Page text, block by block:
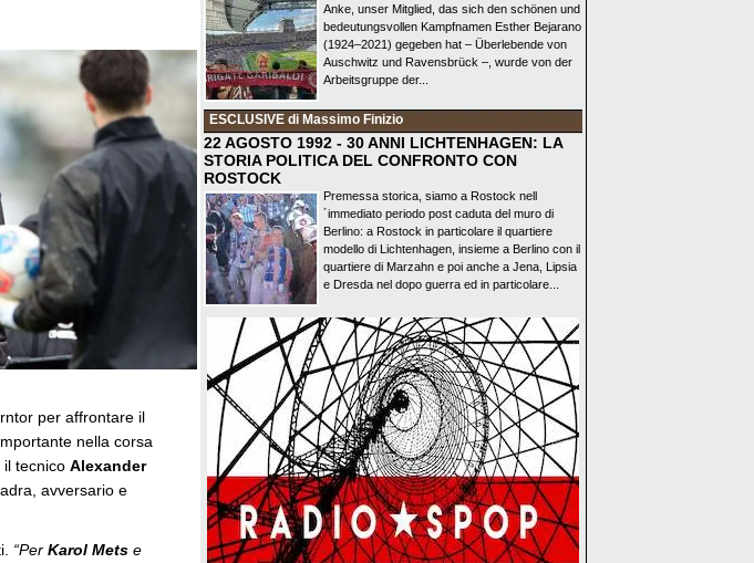
per affrontare il
nella corsa
tecnico Alexander
avversario e
“Per Karol Mets e
Anke, unser Mitglied, das sich den schönen und
bedeutungsvollen Kampfnamen Esther Bejarano
(1924–2021) gegeben hat – Überlebende von
Auschwitz und Ravensbrück –, wurde von der
Arbeitsgruppe der...
ESCLUSIVE di Massimo Finizio
22 AGOSTO 1992 - 30 ANNI LICHTENHAGEN: LA
STORIA POLITICA DEL CONFRONTO CON
ROSTOCK
Premessa storica, siamo a Rostock nell
´immediato periodo post caduta del muro di
Berlino: a Rostock in particolare il quartiere
modello di Lichtenhagen, insieme a Berlino con il
quartiere di Marzahn e poi anche a Jena, Lipsia
e Dresda nel dopo guerra ed in particolare...